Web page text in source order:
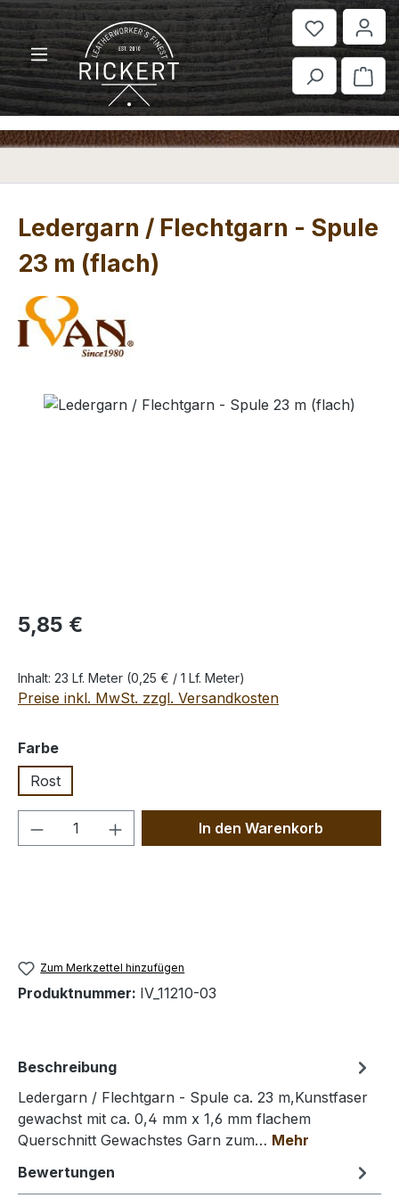
Zum Hauptinhalt springen
Ledergarn / Flechtgarn - Spule
23 m (flach)
Bildergalerie überspringen
Regulärer Preis:
5,85 €
Inhalt: 23 Lf. Meter (0,25 € / 1 Lf. Meter)
Preise inkl. MwSt. zzgl. Versandkosten
Farbeauswählen
Rost
Produkt Anzahl: Gib denIn den Warenkorb
Zum Merkzettel hinzufügen
Produktnummer: IV_11210-03
Beschreibung
Ledergarn / Flechtgarn - Spule ca. 23 m,Kunstfaser
gewachst mit ca. 0,4 mm x 1,6 mm flachem
Querschnitt Gewachstes Garn zum… Mehr
Bewertungen